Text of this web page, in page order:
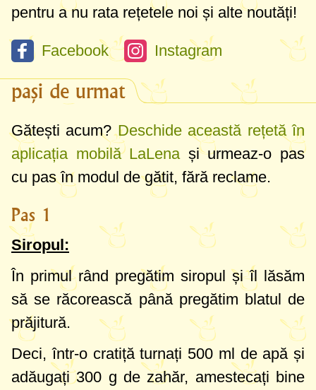
pentru a nu rata rețetele noi și alte noutăți!
Facebook Instagram
pași de urmat
Gătești acum?Deschide această rețetă în
aplicația mobilă LaLena și urmeaz-o pas
cu pas în modul de gătit, fără reclame.
Pas 1
Siropul:
În primul rând pregătim siropul și îl lăsăm
să se răcorească până pregătim blatul de
prăjitură.
Deci, într-o cratiță turnați 500 ml de apă și
adăugați300 g de zahăr, amestecați bine